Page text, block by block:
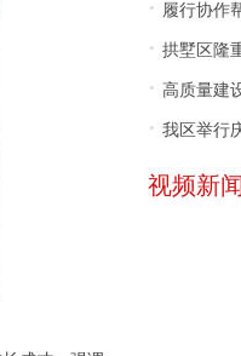
· 履行协作
· 拱墅区隆重
· 高质量建设
· 我区举行
视频新闻